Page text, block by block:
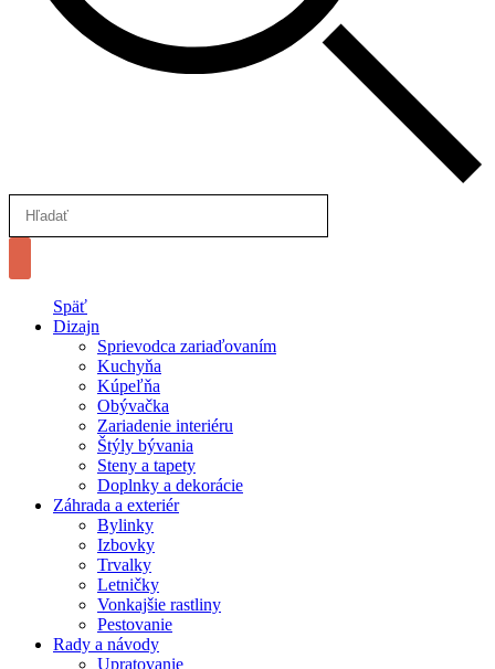
Späť
Dizajn
Sprievodca zariaďovaním
Kuchyňa
Kúpeľňa
Obývačka
Zariadenie interiéru
Štýly bývania
Steny a tapety
Doplnky a dekorácie
Záhrada a exteriér
Bylinky
Izbovky
Trvalky
Letničky
Vonkajšie rastliny
Pestovanie
Rady a návody
Upratovanie